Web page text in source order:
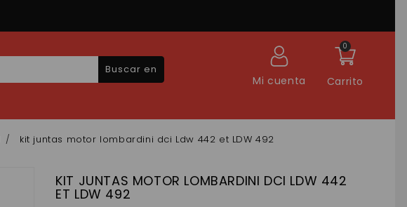
Carrito
0
Mi cuenta
Buscar en
kit juntas motor lombardini dci Ldw 442 et LDW 492
KIT JUNTAS MOTOR LOMBARDINI DCI LDW 442
ET LDW 492